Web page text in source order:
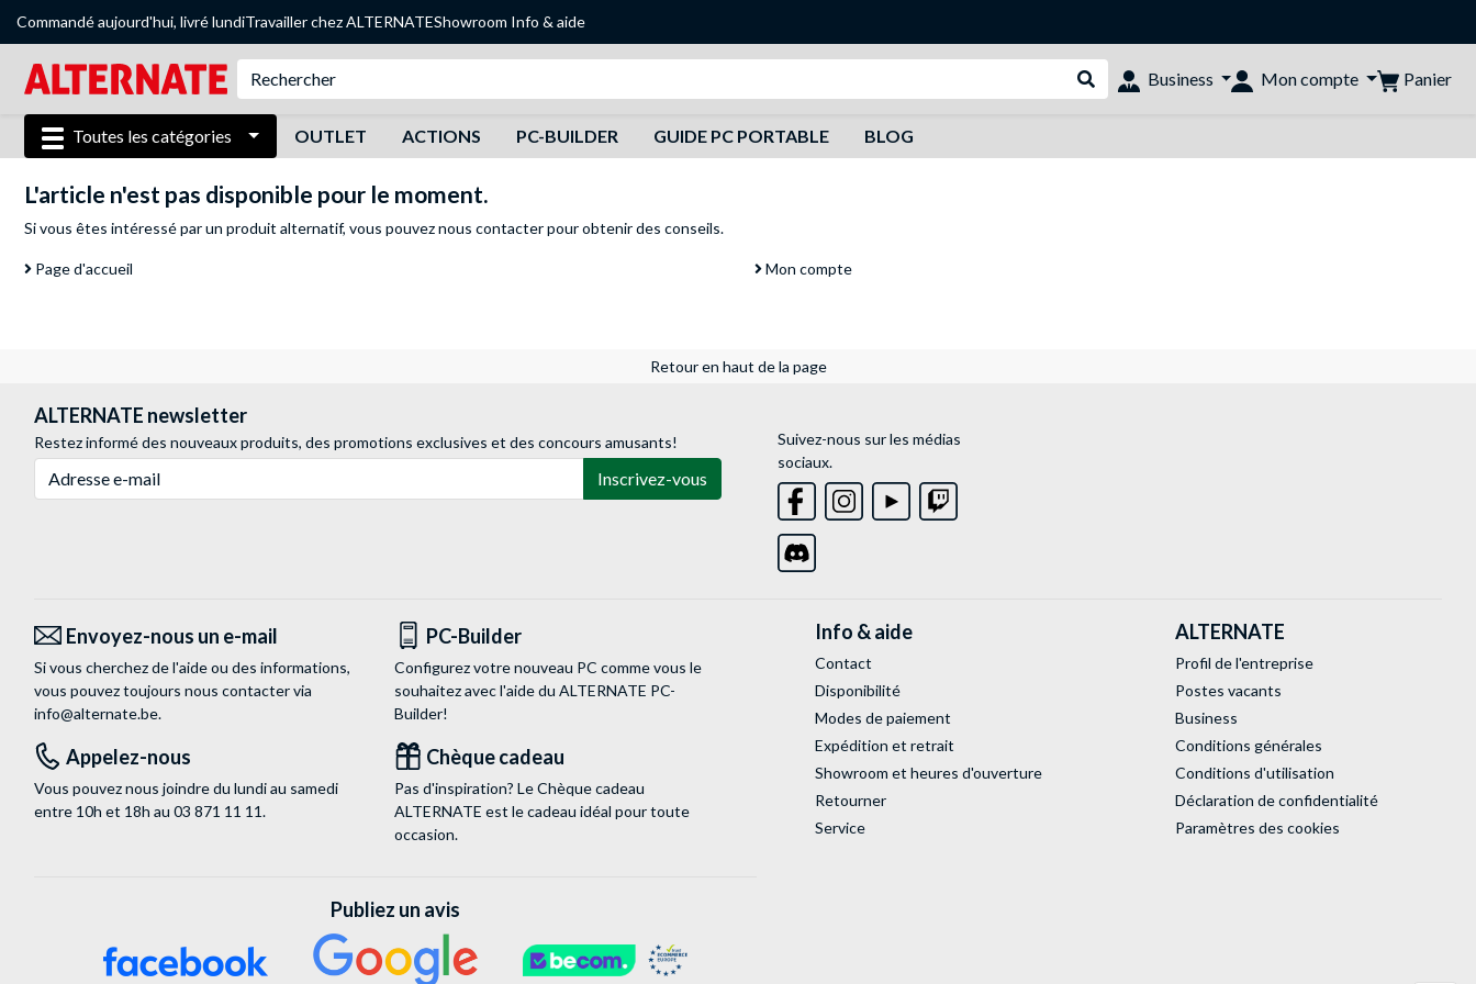
Commandé aujourd'hui, livré lundiTravailler chez ALTERNATEShowroom Info & aide
Rechercher dans le shop
Business Mon compte Panier
Toutes les catégories OUTLET ACTIONS PC-BUILDER GUIDE PC PORTABLE BLOG
L'article n'est pas disponible pour le moment.
Si vous êtes intéressé par un produit alternatif, vous pouveznous contacterpour obtenir des conseils.
Page d'accueil Mon compte
Retour en haut de la page
ALTERNATE newsletter
Restez informé des nouveaux produits, des promotions exclusives et des concours amusants!
Inscrivez-vous
Suivez-nous sur les médias
sociaux.
Envoyez-nous un e-mail
Si vous cherchez de l'aide ou des informations,
vous pouvez toujours nous contacter via
info@alternate.be.
PC-Builder
Configurez votre nouveau PC comme vous le
souhaitez avec l'aide du ALTERNATE PC-
Builder!
Appelez-nous
Vous pouvez nous joindre du lundi au samedi
entre 10h et 18h au 03 871 11 11.
Chèque cadeau
Pas d'inspiration? Le Chèque cadeau
ALTERNATE est le cadeau idéal pour toute
occasion.
Info & aide
Contact
Disponibilité
Modes de paiement
Expédition et retrait
Showroom et heures d'ouverture
Retourner
Service
ALTERNATE
Profil de l'entreprise
Postes vacants
Business
Conditions générales
Conditions d'utilisation
Déclaration de confidentialité
Paramètres des cookies
Publiez un avis